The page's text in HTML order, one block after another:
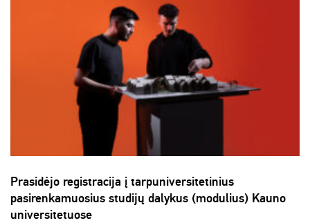
Prasidėjo registracija į tarpuniversitetinius
pasirenkamuosius studijų dalykus (modulius) Kauno
universitetuose